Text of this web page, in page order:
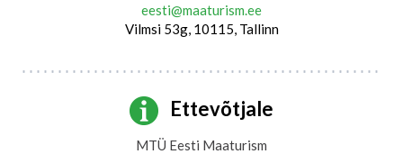
eesti@maaturism.ee
Vilmsi 53g, 10115, Tallinn
Ettevõtjale
MTÜ Eesti Maaturism